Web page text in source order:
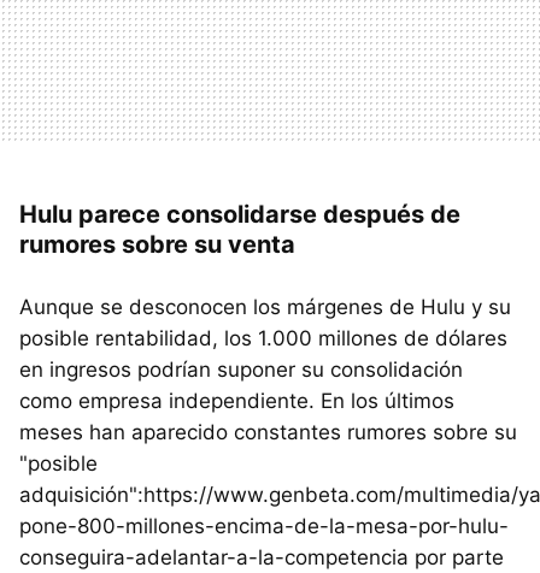
Hulu parece consolidarse después de
rumores sobre su venta
Aunque se desconocen los márgenes de Hulu y su
posible rentabilidad, los 1.000 millones de dólares
en ingresos podrían suponer su consolidación
como empresa independiente. En los últimos
meses han aparecido constantes rumores sobre su
"posible
adquisición":https://www.genbeta.com/multimedia/
pone-800-millones-encima-de-la-mesa-por-hulu-
conseguira-adelantar-a-la-competencia por parte